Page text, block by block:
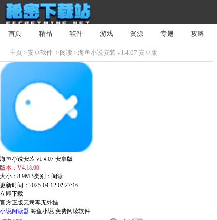
首页 精品 软件 游戏 资源 专题 攻略
主页>安卓软件 > 阅读> 海鱼小说安装 v1.4.07 安卓版
海鱼小说安装 v1.4.07 安卓版
版本：V4.18.00
大小：8.9MB类别：阅读
更新时间：2025-09-12 02:27:16
立即下载
官方正版无病毒无外挂
小说阅读器 海鱼小说 免费阅读软件